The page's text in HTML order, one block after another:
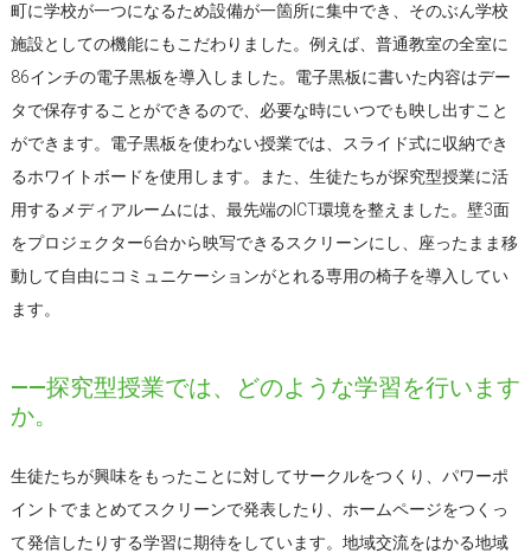
町に学校が一つになるため設備が一箇所に集中でき、そのぶん学校
施設としての機能にもこだわりました。例えば、普通教室の全室に
86インチの電子黒板を導入しました。電子黒板に書いた内容はデー
タで保存することができるので、必要な時にいつでも映し出すこと
ができます。電子黒板を使わない授業では、スライド式に収納でき
るホワイトボードを使用します。また、生徒たちが探究型授業に活
用するメディアルームには、最先端のICT環境を整えました。壁3面
をプロジェクター6台から映写できるスクリーンにし、座ったまま移
動して自由にコミュニケーションがとれる専用の椅子を導入してい
ます。
――探究型授業では、どのような学習を行います
か。
生徒たちが興味をもったことに対してサークルをつくり、パワーポ
イントでまとめてスクリーンで発表したり、ホームページをつくっ
て発信したりする学習に期待をしています。地域交流をはかる地域